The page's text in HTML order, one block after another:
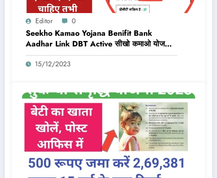
Editor 0
Seekho Kamao Yojana Benifit Bank
Aadhar Link DBT Active सीखो कमाओ योजना
का लाभ तभी मिलेगा 10,000 Rs जब बैंक डीबीटी
एक्टिव और आधार लिंक होगा
15/12/2023